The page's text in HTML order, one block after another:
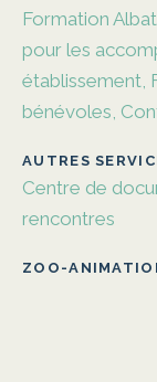
Formation
pour les
établissement,
bénévoles,
AUTRES
Centre de
rencontres
ZOO-